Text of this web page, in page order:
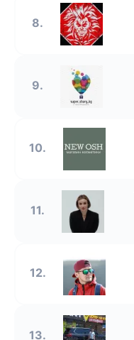
8.
9.
10.
11.
12.
13.